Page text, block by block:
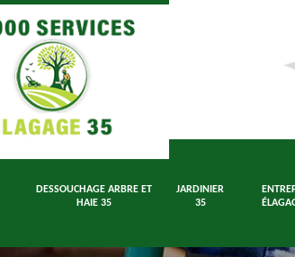
DESSOUCHAGE ARBRE ET
HAIE 35
JARDINIER
35